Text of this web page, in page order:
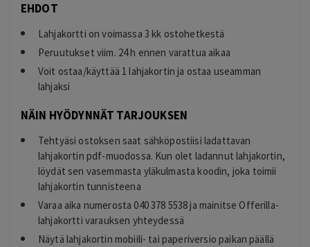
EHDOT
Lahjakortti on voimassa 3 kk ostohetkestä
Peruutukset viim. 24 h ennen varattua aikaa
Voit ostaa/käyttää 1 lahjakortin ja ostaa useamman
lahjaksi
NÄIN HYÖDYNNÄT TARJOUKSEN
Tehtyäsi ostoksen saat sähköpostiisi ladattavan
lahjakortin pdf-muodossa. Kun olet ladannut lahjakortin,
löydät sen vasemmasta yläkulmasta koodin, joka toimii
lahjakortin tunnisteena
Varaa aika numerosta 040 378 5538 ja mainitse Offerilla-
lahjakortti varauksen yhteydessä
Näytä lahjakortin mobiili- tai paperiversio paikan päällä